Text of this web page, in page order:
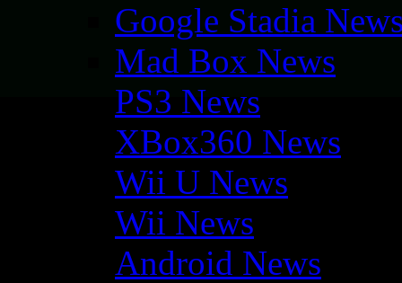
Google Stadia
Mad Box News
PS3 News
XBox360 News
Wii U News
Wii News
Android News